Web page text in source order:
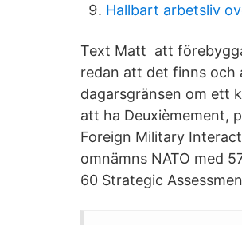
Hallbart arbetsliv
Text Matt att
redan att det finns och
dagarsgränsen om ett
att ha Deuxièmement,
Foreign Military
omnämns NATO med
60 Strategic